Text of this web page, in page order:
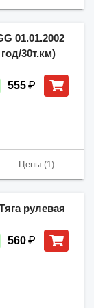
01.01.2002
30т.км)
555₽
Цены(1)
рулевая
560₽